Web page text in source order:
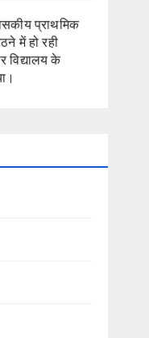
प्राथमिक
में हो रही
विद्यालय के